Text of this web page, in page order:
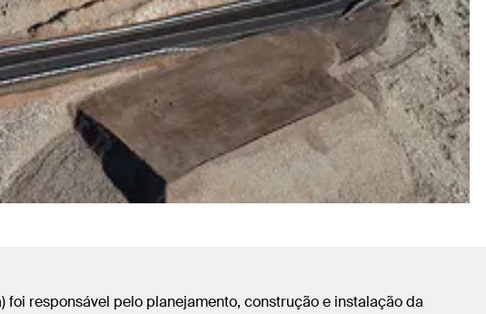
foi responsável pelo planejamento, construção e instalação da